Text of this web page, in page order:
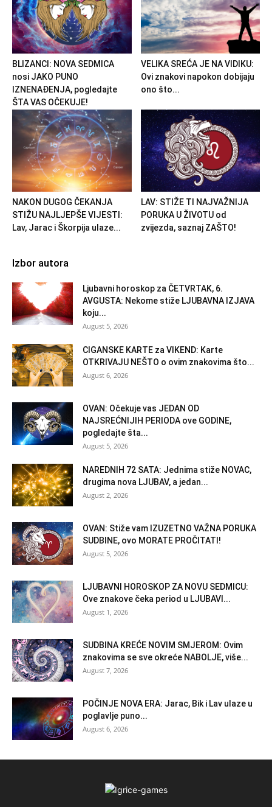
BLIZANCI: NOVA SEDMICA
nosi JAKO PUNO
IZNENAĐENJA, pogledajte
ŠTA VAS OČEKUJE!
VELIKA SREĆA JE NA VIDIKU:
Ovi znakovi napokon dobijaju
ono što...
NAKON DUGOG ČEKANJA
STIŽU NAJLJEPŠE VIJESTI:
Lav, Jarac i Škorpija ulaze...
LAV: STIŽE TI NAJVAŽNIJA
PORUKA U ŽIVOTU od
zvijezda, saznaj ZAŠTO!
Izbor autora
Ljubavni horoskop za ČETVRTAK, 6.
AVGUSTA: Nekome stiže LJUBAVNA IZJAVA
koju...
August 5, 2026
CIGANSKE KARTE za VIKEND: Karte
OTKRIVAJU NEŠTO o ovim znakovima što...
August 6, 2026
OVAN: Očekuje vas JEDAN OD
NAJSREĆNIJIH PERIODA ove GODINE,
pogledajte šta...
August 5, 2026
NAREDNIH 72 SATA: Jednima stiže NOVAC,
drugima nova LJUBAV, a jedan...
August 2, 2026
OVAN: Stiže vam IZUZETNO VAŽNA PORUKA
SUDBINE, ovo MORATE PROČITATI!
August 5, 2026
LJUBAVNI HOROSKOP ZA NOVU SEDMICU:
Ove znakove čeka period u LJUBAVI...
August 1, 2026
SUDBINA KREĆE NOVIM SMJEROM: Ovim
znakovima se sve okreće NABOLJE, više...
August 7, 2026
POČINJE NOVA ERA: Jarac, Bik i Lav ulaze u
poglavlje puno...
August 6, 2026